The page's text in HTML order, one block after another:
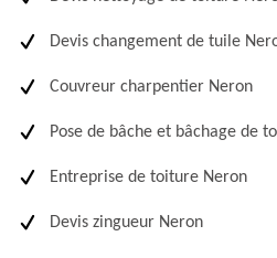
Devis changement de tuile
Couvreur charpentier Neron
Pose de bâche et bâchage de
Entreprise de toiture Neron
Devis zingueur Neron